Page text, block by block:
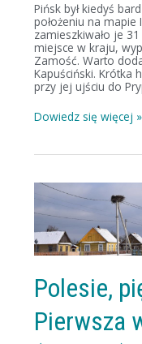
Pińsk był kiedyś
położeniu na mapie
zamieszkiwało je
miejsce w kraju,
Zamość. Warto
Kapuściński. Krótka
przy jej ujściu do
Dowiedz się więcej »
Polesie,
Pierwsza
Polesie,
piękne
Polesie…
Pierwsza
wyprawa
na
(część
1)